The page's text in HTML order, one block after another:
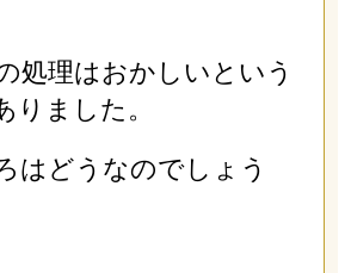
処理はおかしいという
りました。
はどうなのでしょう